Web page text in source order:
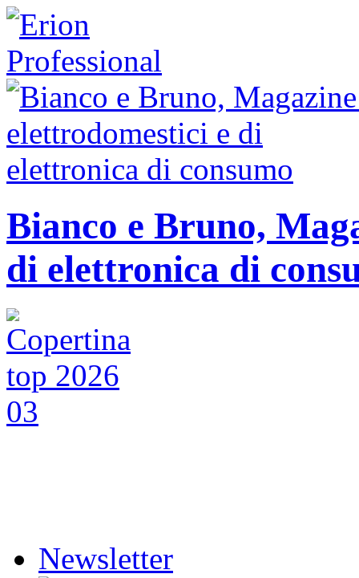
Bianco e Bruno,
di elettronica di
Newsletter